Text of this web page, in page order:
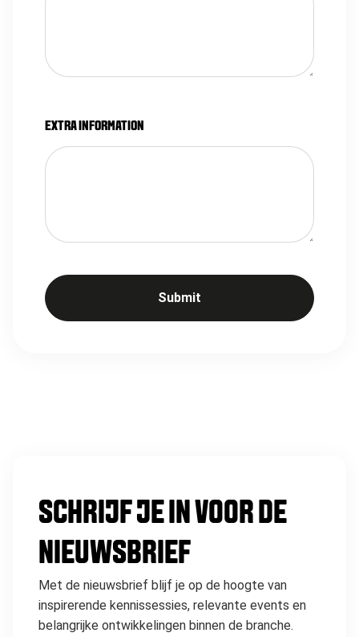
EXTRA INFORMATION
Submit
SCHRIJF JE IN VOOR DE
NIEUWSBRIEF
Met de nieuwsbrief blijf je op de hoogte van
inspirerende kennissessies, relevante events en
belangrijke ontwikkelingen binnen de branche.